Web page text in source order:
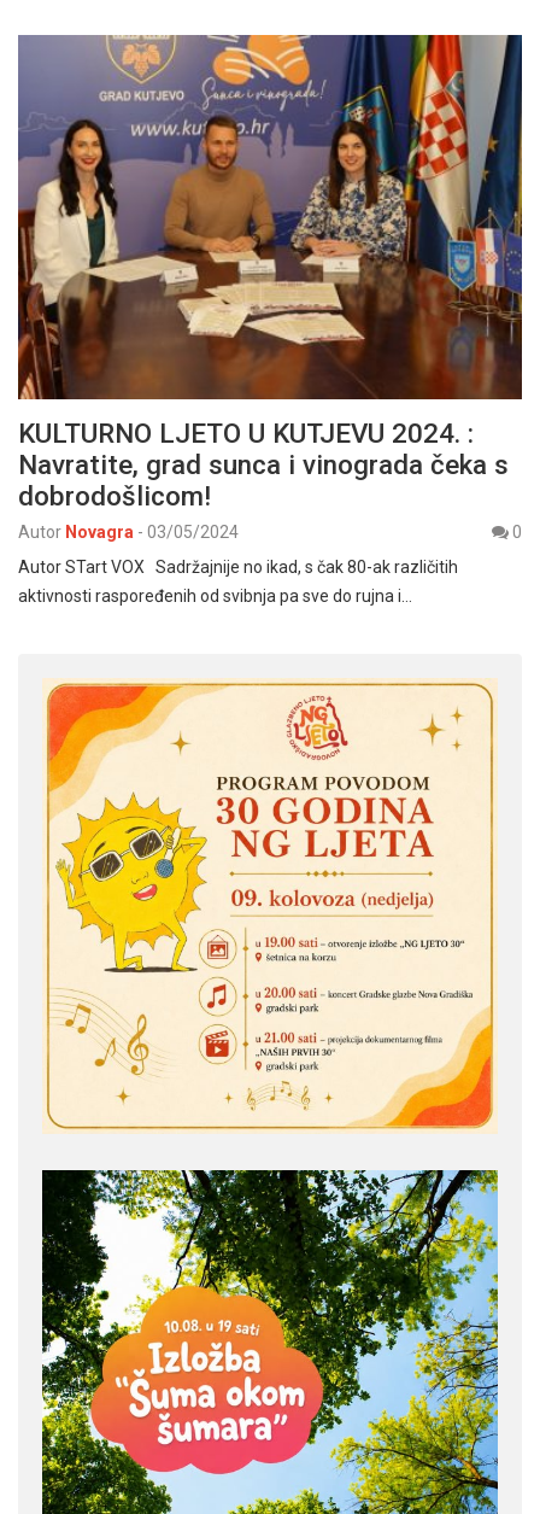
KULTURNO LJETO U KUTJEVU 2024. :
Navratite, grad sunca i vinograda čeka s
dobrodošlicom!
Autor Novagra - 03/05/2024
0
Autor STart VOX Sadržajnije no ikad, s čak 80-ak različitih
aktivnosti raspoređenih od svibnja pa sve do rujna i…